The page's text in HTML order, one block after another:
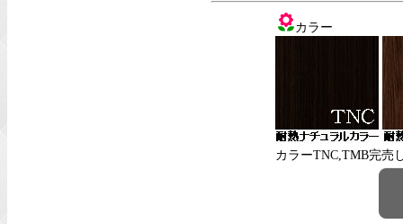
カラー
カラーTNC,TMB完売